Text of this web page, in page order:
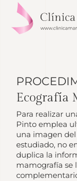
Ecografía
Para realizar
Pinto emplea
una imagen
estudiado, no
duplica la
mamografía se